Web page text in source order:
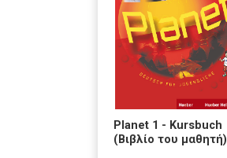
Planet 1 - Kursbuch
(Βιβλίο του μαθητή)